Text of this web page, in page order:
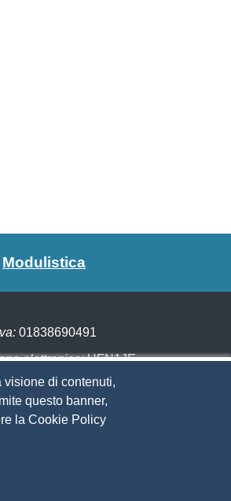
Modulistica
01838690491
elettronica:UFN1JE
di contenuti,
questo banner,
la Cookie Policy